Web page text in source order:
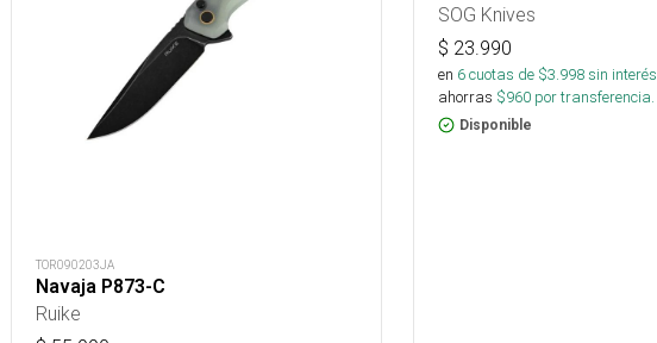
TOR090203JA
Navaja P873-C
Ruike
SOG Knives
$ 23.990
en 6cuotas de $3.998sin interés
ahorras $960 por transferencia.
Disponible